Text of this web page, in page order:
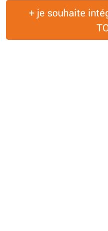
+ je souhaite